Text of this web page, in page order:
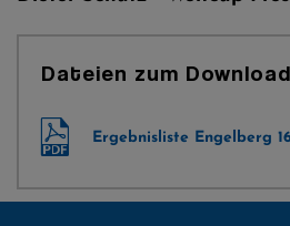
Dateien zum Download
Ergebnisliste Engelberg